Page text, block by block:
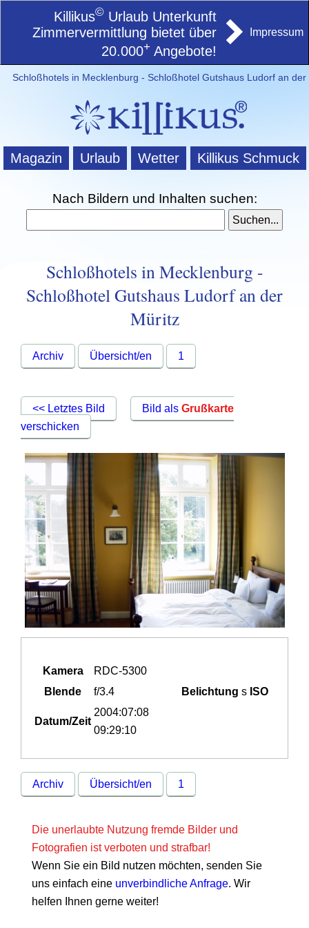
Killikus© Urlaub Unterkunft
Zimmervermittlung bietet über
20.000+ Angebote!
Impressum
Schloßhotels in Mecklenburg - Schloßhotel Gutshaus Ludorf an der
Magazin Urlaub Wetter Killikus Schmuck
Nach Bildern und Inhalten suchen:
Schloßhotels in Mecklenburg -
Schloßhotel Gutshaus Ludorf an der
Müritz
Archiv Übersicht/en 1
<< Letztes Bild Bild alsGrußkarte
verschicken
Kamera
RDC-5300
Blende
f/3.4 Belichtung s ISO
Datum/Zeit
2004:07:08
09:29:10
Archiv Übersicht/en 1
Die unerlaubte Nutzung fremde Bilder und
Fotografien ist verboten und strafbar!
Wenn Sie ein Bild nutzen möchten, senden Sie
uns einfach eine unverbindliche Anfrage. Wir
helfen Ihnen gerne weiter!